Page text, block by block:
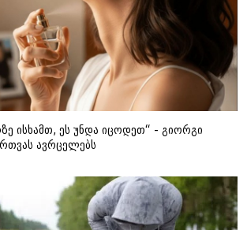
ისხამთ, ეს უნდა იცოდეთ“ - გიორგი
ავრცელებს